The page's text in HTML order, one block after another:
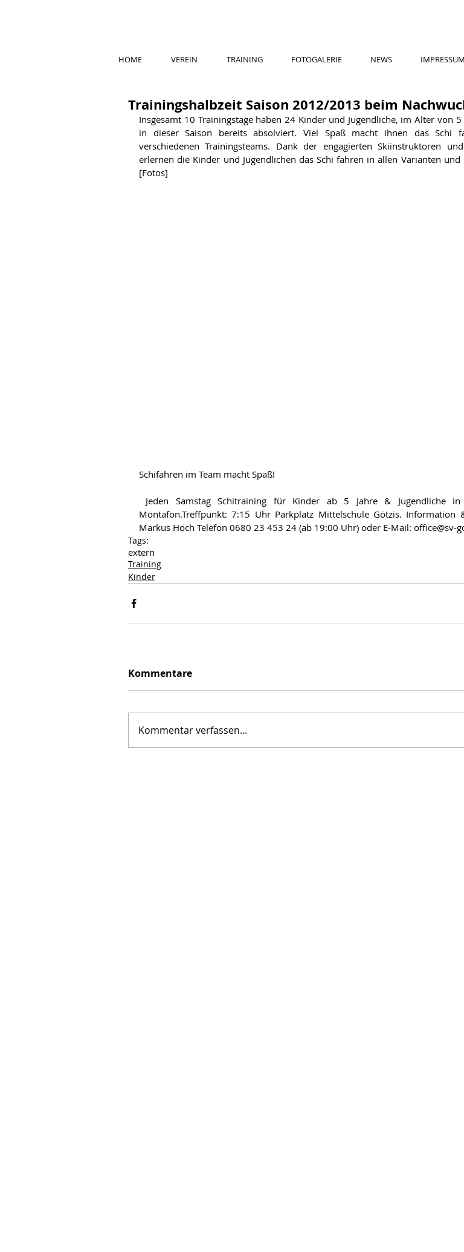
HOME VEREIN TRAINING FOTOGALERIE NEWS IMPRESSUM
Trainingshalbzeit Saison 2012/2013 beim
Insgesamt 10 Trainingstage haben 24 Kinder und Jugendliche, im Alter von 5
in dieser Saison bereits absolviert. Viel Spaß macht ihnen das Schi
verschiedenen Trainingsteams. Dank der engagierten Skiinstruktoren
erlernen die Kinder und Jugendlichen das Schi fahren in allen Varianten und
[Fotos]
Schifahren im Team macht Spaß!
Montafon.Treffpunkt: 7:15 Uhr Parkplatz Mittelschule Götzis. Information
Markus Hoch Telefon 0680 23 453 24 (ab 19:00 Uhr) oder E-Mail: office@sv-
Tags:
extern
Training
Kinder
Kommentare
Kommentar verfassen...